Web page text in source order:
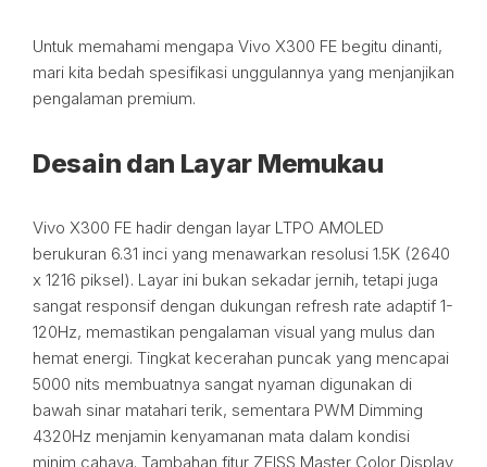
Untuk memahami mengapa Vivo X300 FE begitu dinanti,
mari kita bedah spesifikasi unggulannya yang menjanjikan
pengalaman premium.
Desain dan Layar Memukau
Vivo X300 FE hadir dengan layar LTPO AMOLED
berukuran 6.31 inci yang menawarkan resolusi 1.5K (2640
x 1216 piksel). Layar ini bukan sekadar jernih, tetapi juga
sangat responsif dengan dukungan refresh rate adaptif 1-
120Hz, memastikan pengalaman visual yang mulus dan
hemat energi. Tingkat kecerahan puncak yang mencapai
5000 nits membuatnya sangat nyaman digunakan di
bawah sinar matahari terik, sementara PWM Dimming
4320Hz menjamin kenyamanan mata dalam kondisi
minim cahaya. Tambahan fitur ZEISS Master Color Display